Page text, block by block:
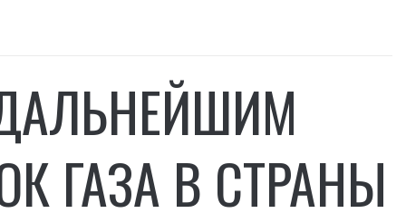
ГАЗА В СТРАНЫ